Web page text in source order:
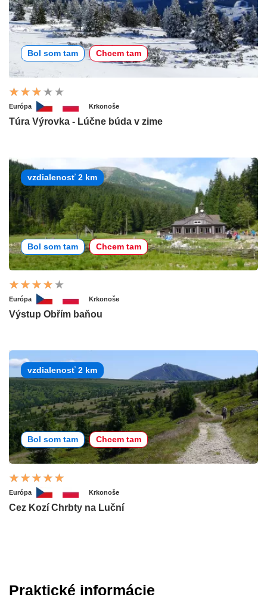
Bol som tam Chcem tam
Európa Krkonoše
Túra Výrovka - Lúčne búda v zime
vzdialenosť 2 km
Bol som tam Chcem tam
Európa Krkonoše
Výstup Obřím baňou
vzdialenosť 2 km
Bol som tam Chcem tam
Európa Krkonoše
Cez Kozí Chrbty na Luční
Praktické informácie